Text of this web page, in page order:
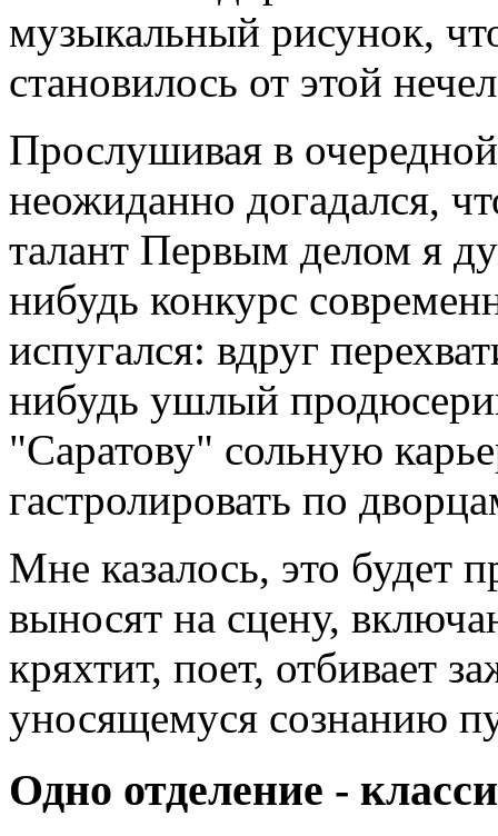
музыкальный рисунок,
становилось от этой
Прослушивая в
неожиданно догадался,
талант Первым делом я
нибудь конкурс
испугался: вдруг
нибудь ушлый
"Саратову" сольную
гастролировать по
Мне казалось, это будет
выносят на сцену,
кряхтит, поет, отбивает
уносящемуся сознанию
Одно отделение -